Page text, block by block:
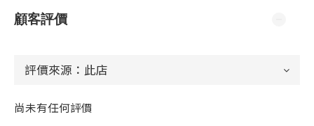
顧客評價
尚未有任何評價